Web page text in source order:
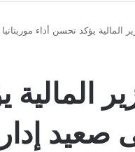
المالية يؤكد تحسن أداء
صعيد